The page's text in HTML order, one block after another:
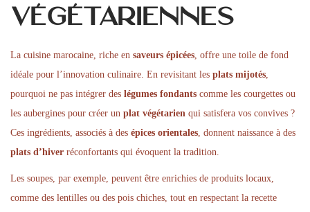
végétariennes
La cuisine marocaine, riche en saveurs épicées, offre une toile de fond
idéale pour l’innovation culinaire. En revisitant les plats mijotés,
pourquoi ne pas intégrer des légumes fondants comme les courgettes ou
les aubergines pour créer un plat végétarien qui satisfera vos convives ?
Ces ingrédients, associés à des épices orientales, donnent naissance à des
plats d’hiver réconfortants qui évoquent la tradition.
Les soupes, par exemple, peuvent être enrichies de produits locaux,
comme des lentilles ou des pois chiches, tout en respectant la recette